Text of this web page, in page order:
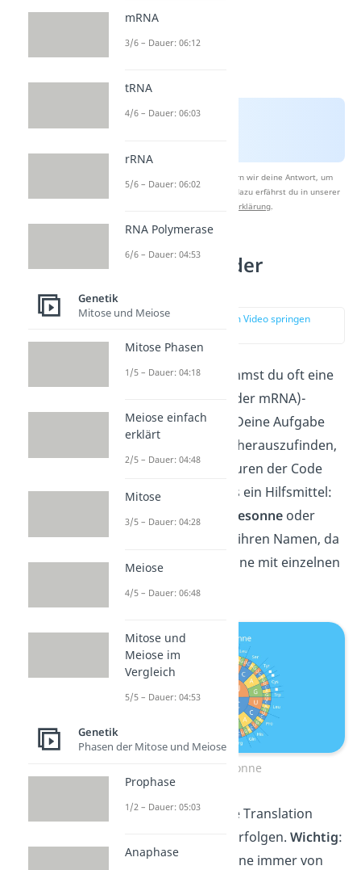
Nach Beantwortung speichern wir deine Antwort, um
Studyflix zu verbessern. Mehr dazu erfährst du in unserer
Datenschutzerklärung.
Anwendung der
Codesonne
zur Stelle im Video springen
In Prüfungen bekommst du oft eine
unbekannte DNA (oder mRNA)-
Sequenz vorgelegt. Deine Aufgabe
besteht dann darin, herauszufinden,
für welche Aminosäuren der Code
steht. Hierfür gibt es ein Hilfsmittel:
Die sogenannte
Codesonne oder
. Sie trägt ihren Namen, da
ihr Aufbau einer Sonne mit einzelnen
Strahlen gleicht.
Code-Sonne
Mit ihr kannst du die Translation
ganz einfach nachverfolgen.Wichtig:
Du liest die Codesonne immer von
mRNA
3/6 – Dauer: 06:12
tRNA
4/6 – Dauer: 06:03
rRNA
5/6 – Dauer: 06:02
RNA Polymerase
6/6 – Dauer: 04:53
Genetik
Mitose und Meiose
Mitose Phasen
1/5 – Dauer: 04:18
Meiose einfach
erklärt
2/5 – Dauer: 04:48
Mitose
3/5 – Dauer: 04:28
Meiose
4/5 – Dauer: 06:48
Mitose und
Meiose im
Vergleich
5/5 – Dauer: 04:53
Genetik
Phasen der Mitose und Meiose
Prophase
1/2 – Dauer: 05:03
Anaphase